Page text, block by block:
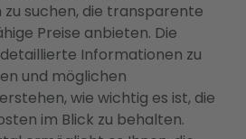
suchen, die transparente
Preise anbieten. Die
Informationen zu
und möglichen
wie wichtig es ist, die
im Blick zu behalten.